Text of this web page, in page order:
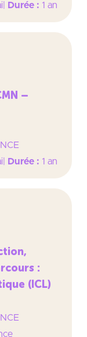
Durée : 1 an
–
Durée : 1 an
:
(ICL)